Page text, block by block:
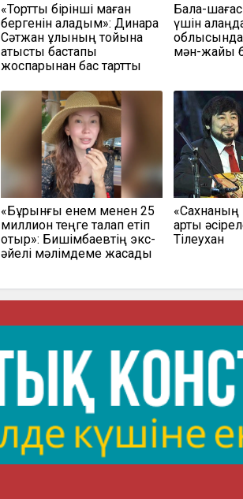
«Тортты бірінші маған
бергенін қаладым»: Динара
Сәтжан ұлының тойына
қатысты бастапқы
жоспарынан бас тартты
Бала-
үшін
мән-жайы
«Бұрынғы енем менен 25
миллион теңге талап етіп
отыр»: Бишімбаевтің экс-
әйелі мәлімдеме жасады
«Сахнаның
артық
Тілеухан